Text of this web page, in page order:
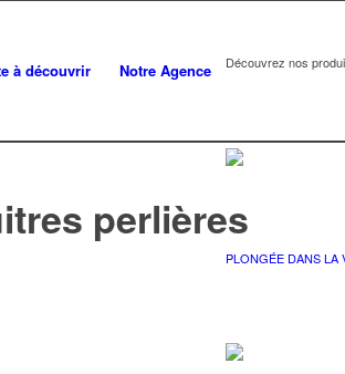
à découvrir Notre Agence Découvrez nos
PLONGÉE DANS LA
perlières